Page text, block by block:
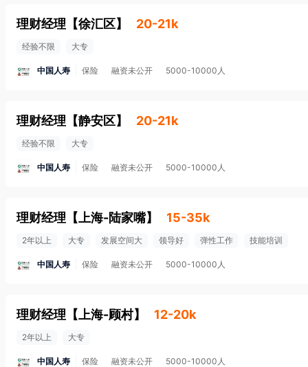
理财经理 【徐汇区】 20-21k
经验不限 大专
中国人寿 保险 融资未公开 5000-10000人
理财经理 【静安区】 20-21k
经验不限 大专
中国人寿 保险 融资未公开 5000-10000人
理财经理 【 上海-陆家嘴】 15-35k
2年以上 大专 发展空间大 领导好 弹性工作 技能培训
中国人寿 保险 融资未公开 5000-10000人
理财经理 【 上海-顾村】 12-20k
2年以上 大专
中国人寿 保险 融资未公开 5000-10000人